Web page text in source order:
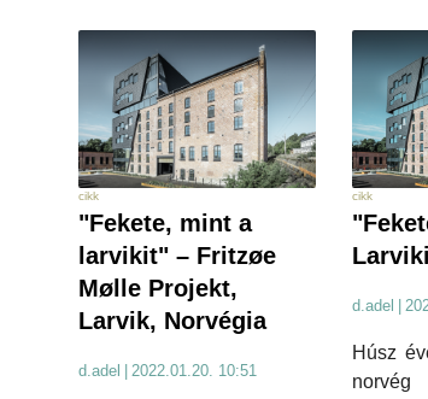
cikk
"Fekete, mint a
larvikit" – Fritzøe
Mølle Projekt,
Larvik, Norvégia
d.adel 2022.01.20. 10:51
cikk
d.adel
Húsz